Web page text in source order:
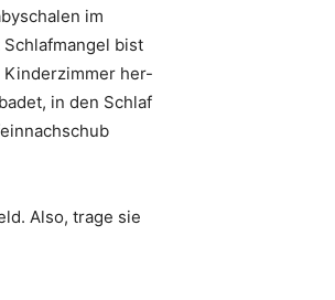
im
bist
Kinderzimmer her-
in den Schlaf
Also, trage sie